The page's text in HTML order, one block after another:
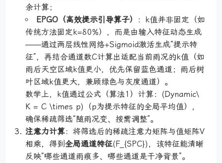
余计算；
EPGO（高效提示引导算子）
：k值并非固定（如
传统方法固定k=80%），而是由输入特征动态生成
——通过两层线性网络+Sigmoid激活生成“提示特
征”，再结合通道数C计算出适配当前雨况的k值（如
雨后天空区域k值更小，优先保留蓝色通道；雨后树
叶区域k值更大，兼顾绿色与灰度通道）。
数学上，k值通过公式（算法1）计算：(Dynamic\
K = C \times p)（p为提示特征的全局平均值），
确保稀疏筛选“随雨况变、按需调整”。
注意力计算：将筛选后的稀疏注意力矩阵与值矩阵V
相乘，得到 全局通道特征(F_{SPC})，该特征能清晰
反映“哪些通道雨痕多、哪些通道是干净背景”。